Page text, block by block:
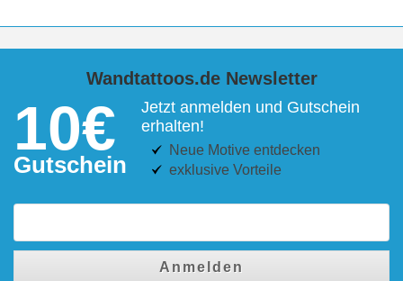
Wandtattoos.de Newsletter
10€
Gutschein
Jetzt anmelden und Gutschein
erhalten!
Neue Motive entdecken
exklusive Vorteile
Anmelden